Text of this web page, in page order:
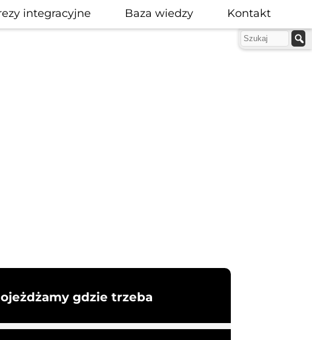
integracyjne Baza wiedzy Kontakt
gdzie trzeba